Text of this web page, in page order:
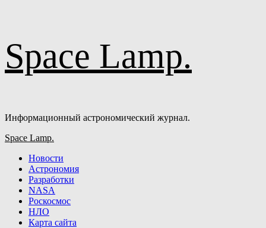
к
содержимому
Space Lamp.
Информационный астрономический журнал.
Основное
Space Lamp.
Новости
Астрономия
Разработки
NASA
Роскосмос
НЛО
Карта сайта